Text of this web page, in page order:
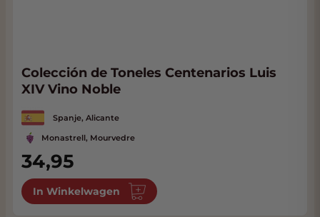
Colección de Toneles Centenarios Luis
XIV Vino Noble
Spanje, Alicante
Monastrell, Mourvedre
34,95
In Winkelwagen